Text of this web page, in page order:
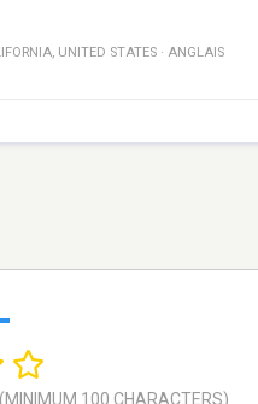
, UNITED STATES · ANGLAIS